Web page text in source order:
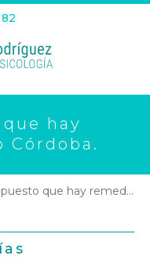
hay
Córdoba.
que hay remedio. Diario Córdoba.